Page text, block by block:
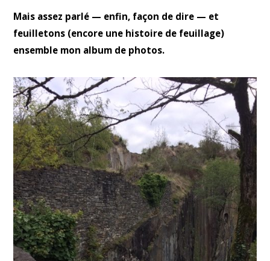
Mais assez parlé — enfin, façon de dire — et
feuilletons (encore une histoire de feuillage)
ensemble mon album de photos.